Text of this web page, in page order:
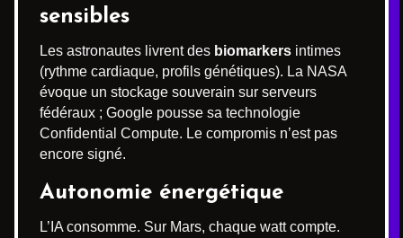
sensibles
Les astronautes livrent des biomarkers intimes
(rythme cardiaque, profils génétiques). La NASA
évoque un stockage souverain sur serveurs
fédéraux ; Google pousse sa technologie
Confidential Compute. Le compromis n’est pas
encore signé.
Autonomie énergétique
L’IA consomme. Sur Mars, chaque watt compte.